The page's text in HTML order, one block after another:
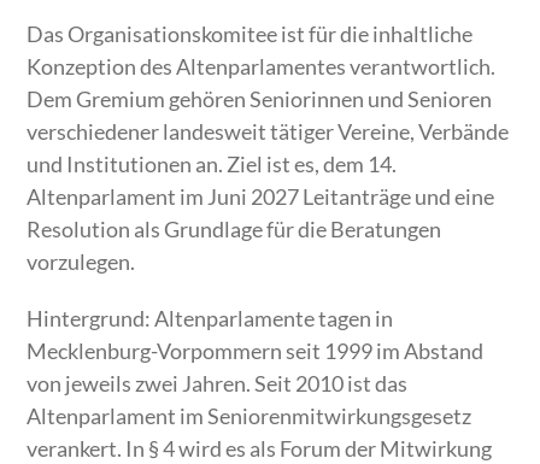
Das Organisationskomitee ist für die inhaltliche
Konzeption des Altenparlamentes verantwortlich.
Dem Gremium gehören Seniorinnen und Senioren
verschiedener landesweit tätiger Vereine, Verbände
und Institutionen an. Ziel ist es, dem 14.
Altenparlament im Juni 2027 Leitanträge und eine
Resolution als Grundlage für die Beratungen
vorzulegen.
Hintergrund: Altenparlamente tagen in
Mecklenburg-Vorpommern seit 1999 im Abstand
von jeweils zwei Jahren. Seit 2010 ist das
Altenparlament im Seniorenmitwirkungsgesetz
verankert. In § 4 wird es als Forum der Mitwirkung